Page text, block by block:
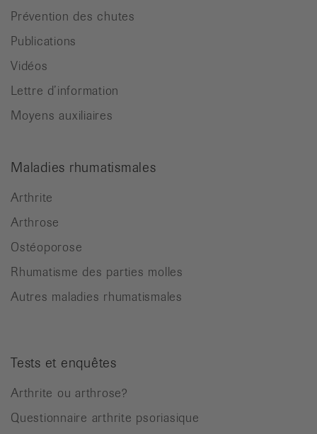
Prévention des chutes
Publications
Vidéos
Lettre d’information
Moyens auxiliaires
Maladies rhumatismales
Arthrite
Arthrose
Ostéoporose
Rhumatisme des parties molles
Autres maladies rhumatismales
Tests et enquêtes
Arthrite ou arthrose?
Questionnaire arthrite psoriasique